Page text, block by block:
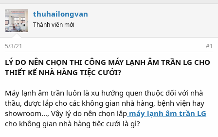
thuhailongvan
Thành viên mới
5/3/21 #1
LÝ DO NÊN CHỌN THI CÔNG MÁY LẠNH ÂM TRẦN LG CHO
THIẾT KẾ NHÀ HÀNG TIỆC CƯỚI?
Máy lạnh âm trần luôn là xu hướng quen thuộc đối với nhà
thầu, được lắp cho các không gian nhà hàng, bệnh viện hay
showroom..., Vậy lý do nên chọn lắp máy lạnh âm trần LG
cho không gian nhà hàng tiệc cưới là gì?